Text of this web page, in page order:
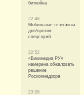
биткойна
22:48
Мобильные телефоны
для/против
спецслужб
22:52
«Викимедиа РУ»
намерена обжаловать
решение
Роскомнадзора
23:09